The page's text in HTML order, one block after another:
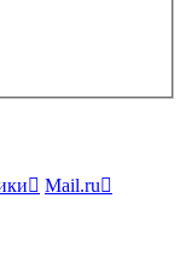
Mail.ru